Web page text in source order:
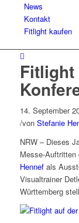
News
Kontakt
Fitlight kaufen
14. September
/von Stefanie
NRW – Dieses
Messe-Auftritten
Hennef als
Visualtrainer
Württemberg